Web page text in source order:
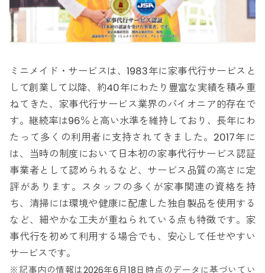
ミニメイド・サービスは、1983年に家事代行サービスと
して創業して以降、約40年にわたり豊富な実績を積み重
ねてきた、家事代行サービス業界のパイオニア的存在で
す。継続率は96％と高い水準を維持しており、長年にわ
たって多くの利用者に支持されてきました。2017年に
は、当時の制度において日本初の家事代行サービス認証
事業者として認められるなど、サービス品質の高さに定
評があります。スタッフの多くが家事関連の資格を持
ち、清掃には環境や健康に配慮した独自製品を使用する
など、細やかな工夫が重ねられている点も特徴です。家
事代行を初めて利用する場合でも、安心して任せやすい
サービスです。
※記事内の情報は2026年6月18日時点のデータに基づいてい